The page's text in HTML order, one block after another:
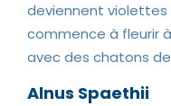
deviennent violettes
commence à fleurir
avec des chatons
Alnus Spaethii